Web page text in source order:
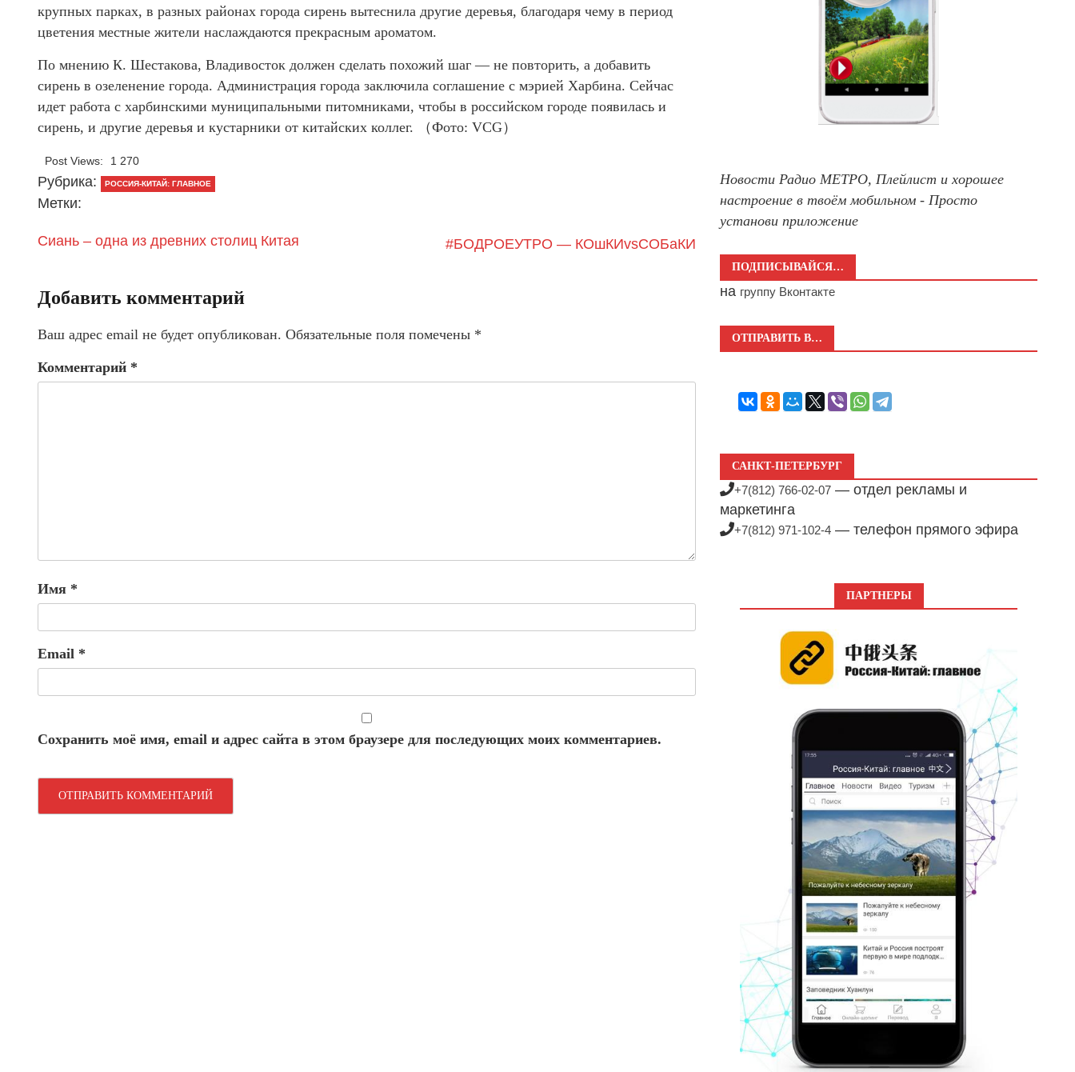
крупных парках, в разных районах города сирень вытеснила другие деревья, благодаря чему в период
цветения местные жители наслаждаются прекрасным ароматом.
По мнению К. Шестакова, Владивосток должен сделать похожий шаг — не повторить, а добавить
сирень в озеленение города. Администрация города заключила соглашение с мэрией Харбина. Сейчас
идет работа с харбинскими муниципальными питомниками, чтобы в российском городе появилась и
сирень, и другие деревья и кустарники от китайских коллег. （Фото: VCG）
Post Views: 1 270
Рубрика: РОССИЯ-КИТАЙ: ГЛАВНОЕ
Метки:
Сиань – одна из древних столиц Китая #БОДРОЕУТРО — КОшКИvsСОБаКИ
Добавить комментарий
Ваш адрес email не будет опубликован. Обязательные поля помечены *
Комментарий *
Имя *
Email *
Сохранить моё имя, email и адрес сайта в этом браузере для последующих моих комментариев.
Новости Радио МЕТРО, Плейлист и хорошее
настроение в твоём мобильном - Просто
установи приложение
ПОДПИСЫВАЙСЯ…
на группу Вконтакте
ОТПРАВИТЬ В…
САНКТ-ПЕТЕРБУРГ
+7(812) 766-02-07 — отдел рекламы и
маркетинга
+7(812) 971-102-4 — телефон прямого эфира
ПАРТНЕРЫ